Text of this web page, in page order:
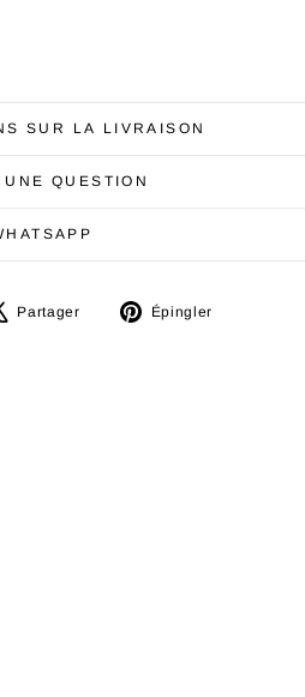
SUR LA LIVRAISON
UNE QUESTION
Partager
TweeterÉpingler